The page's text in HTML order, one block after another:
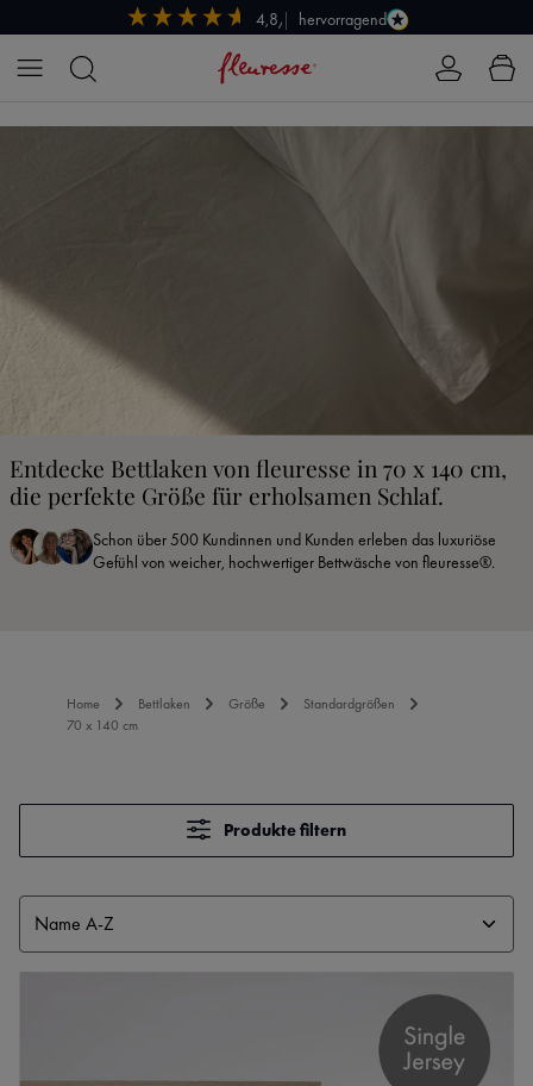
Zum Hauptinhalt springen hervorragend
4,8/5
Entdecke Bettlaken von fleuresse in 70 x 140 cm,
die perfekte Größe für erholsamen Schlaf.
Schon über 500 Kundinnen und Kunden erleben das luxuriöse
Gefühl von weicher, hochwertiger Bettwäsche von fleuresse®.
Home Bettlaken Größe
Standardgrößen
70 x 140 cm
Produkte filtern